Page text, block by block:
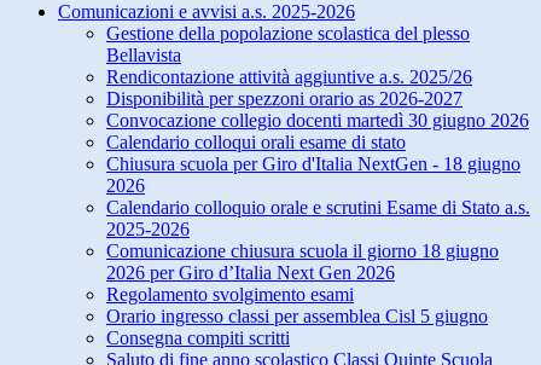
Comunicazioni e avvisi a.s. 2025-2026
Gestione della popolazione scolastica del plesso
Bellavista
Rendicontazione attività aggiuntive a.s. 2025/26
Disponibilità per spezzoni orario as 2026-2027
Convocazione collegio docenti martedì 30 giugno 2026
Calendario colloqui orali esame di stato
Chiusura scuola per Giro d'Italia NextGen - 18 giugno
2026
Calendario colloquio orale e scrutini Esame di Stato a.s.
2025-2026
Comunicazione chiusura scuola il giorno 18 giugno
2026 per Giro d’Italia Next Gen 2026
Regolamento svolgimento esami
Orario ingresso classi per assemblea Cisl 5 giugno
Consegna compiti scritti
Saluto di fine anno scolastico Classi Quinte Scuola